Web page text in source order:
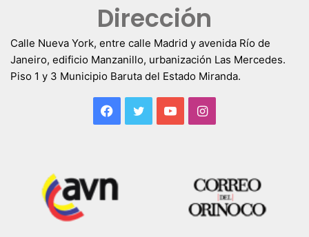
Dirección
Calle Nueva York, entre calle Madrid y avenida Río de
Janeiro, edificio Manzanillo, urbanización Las Mercedes.
Piso 1 y 3 Municipio Baruta del Estado Miranda.
Facebook
TwitterYouTubeInstagram